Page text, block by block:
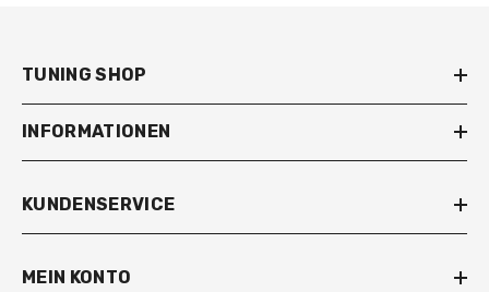
TUNING SHOP
INFORMATIONEN
KUNDENSERVICE
MEIN KONTO